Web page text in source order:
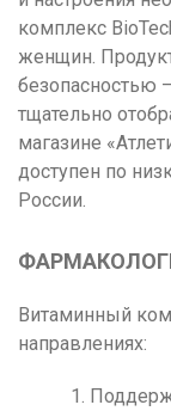
комплекс
женщин.
безопасностью
тщательно
магазине
доступен по
России.
Витаминный
направлениях: